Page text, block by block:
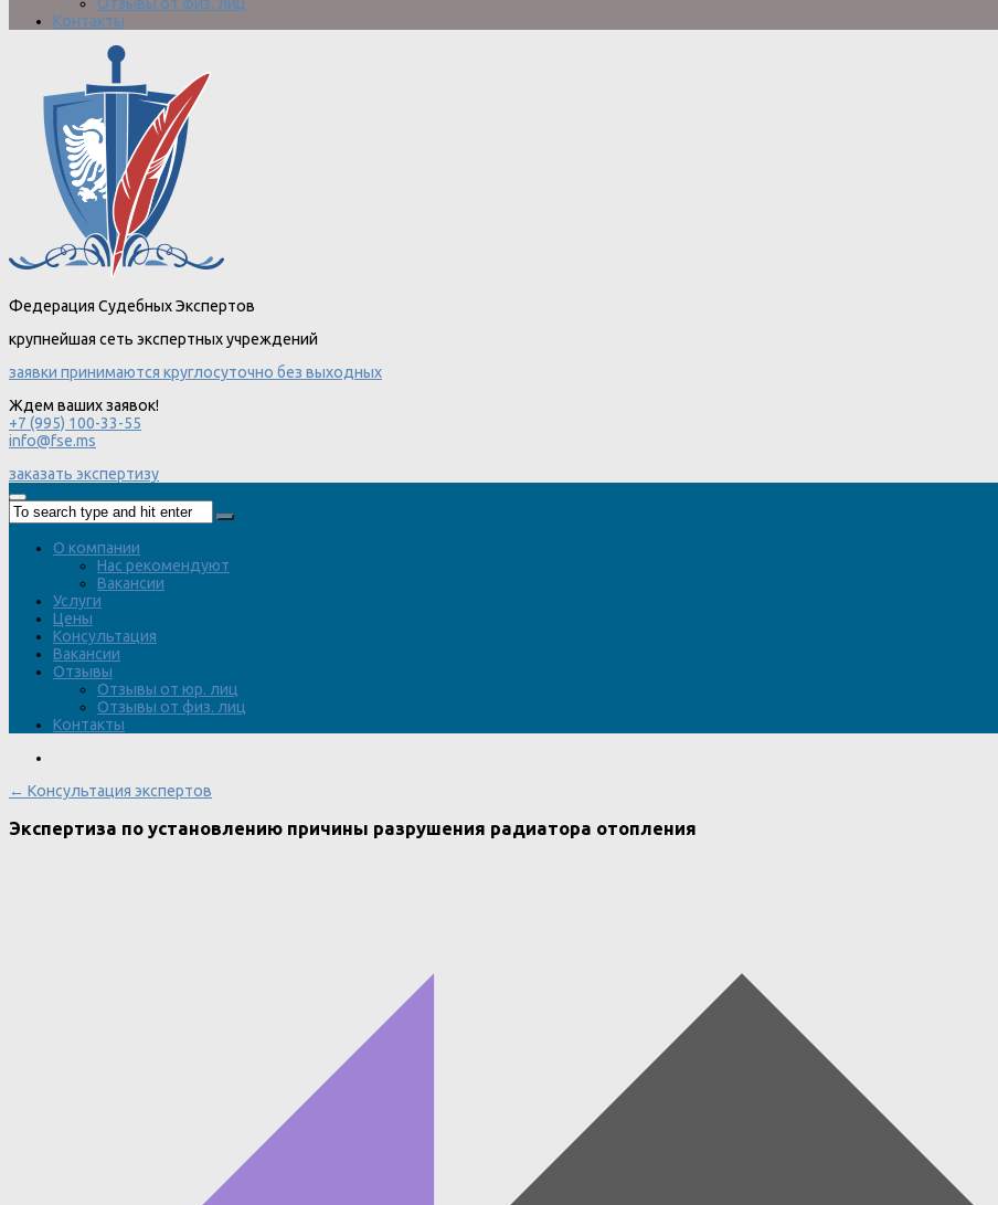
Отзывы от физ. лиц
Контакты
Федерация Судебных Экспертов
крупнейшая сеть экспертных учреждений
заявки принимаются круглосуточно без выходных
Ждем ваших заявок!
+7 (995) 100-33-55
info@fse.ms
заказать экспертизу
О компании
Нас рекомендуют
Вакансии
Услуги
Цены
Консультация
Вакансии
Отзывы
Отзывы от юр. лиц
Отзывы от физ. лиц
Контакты
← Консультация экспертов
Экспертиза по установлению причины разрушения радиатора отопления